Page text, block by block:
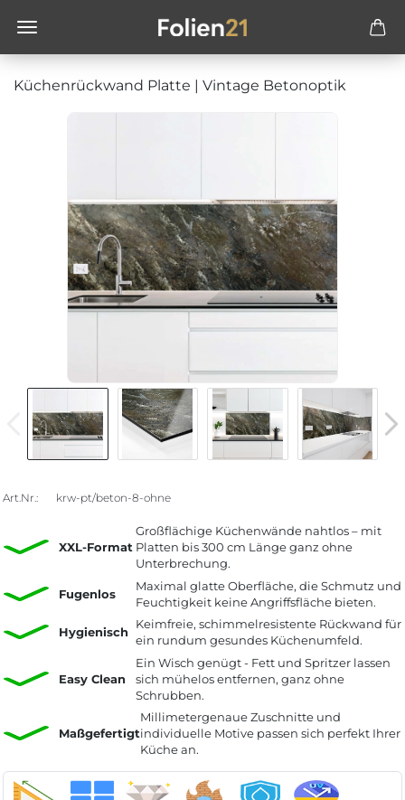
Küchenrückwand Platte | Vintage Betonoptik
Art.Nr.: krw-pt/beton-8-ohne
XXL-Format
Großflächige Küchenwände nahtlos – mit
Platten bis 300 cm Länge ganz ohne
Unterbrechung.
Fugenlos
Maximal glatte Oberfläche, die Schmutz und
Feuchtigkeit keine Angriffsfläche bieten.
Hygienisch
Keimfreie, schimmelresistente Rückwand für
ein rundum gesundes Küchenumfeld.
Easy Clean
Ein Wisch genügt - Fett und Spritzer lassen
sich mühelos entfernen, ganz ohne
Schrubben.
Maßgefertigt
Millimetergenaue Zuschnitte und
individuelle Motive passen sich perfekt Ihrer
Küche an.